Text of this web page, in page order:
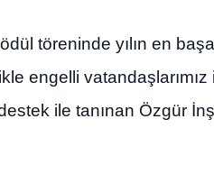
töreninde yılın en
engelli
ile tanınan Özgür